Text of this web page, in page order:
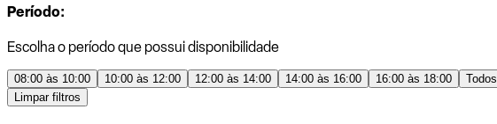
Período:
Escolha o período que possui disponibilidade
08:00 às 10:00 10:00 às 12:00 12:00 às 14:00 14:00 às 16:00 16:00 às 18:00
Todos
Limpar filtros